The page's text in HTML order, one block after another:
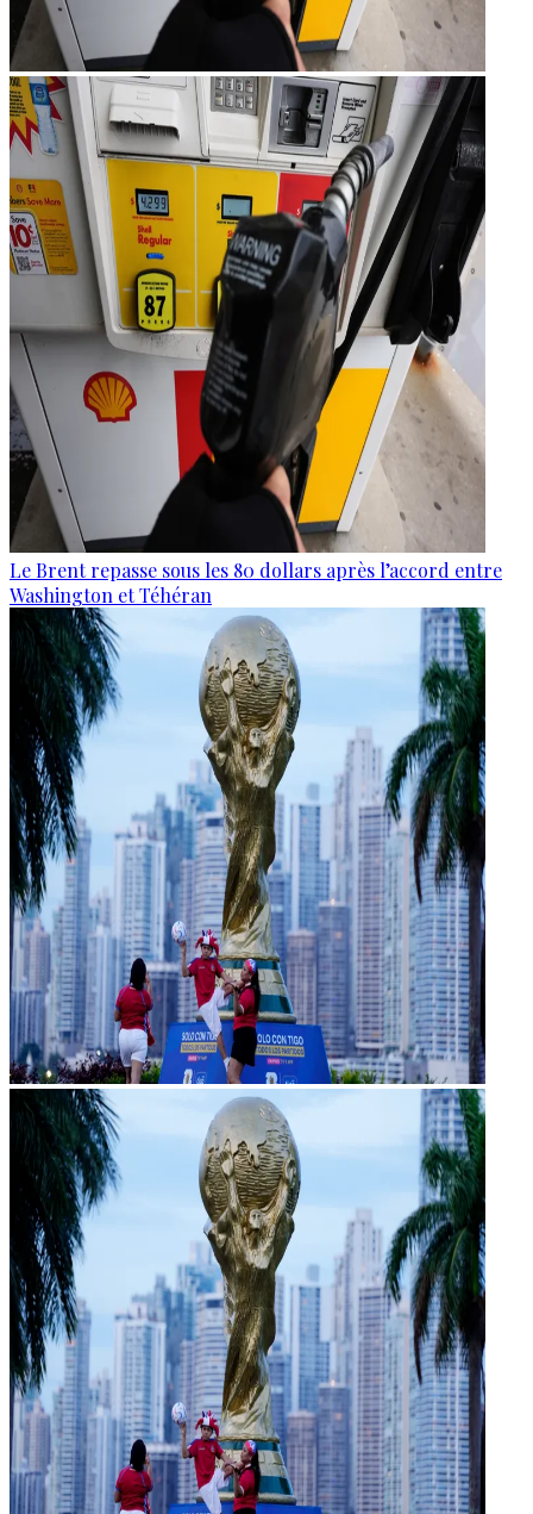
Le Brent repasse sous les 80 dollars après l’accord entre
Washington et Téhéran